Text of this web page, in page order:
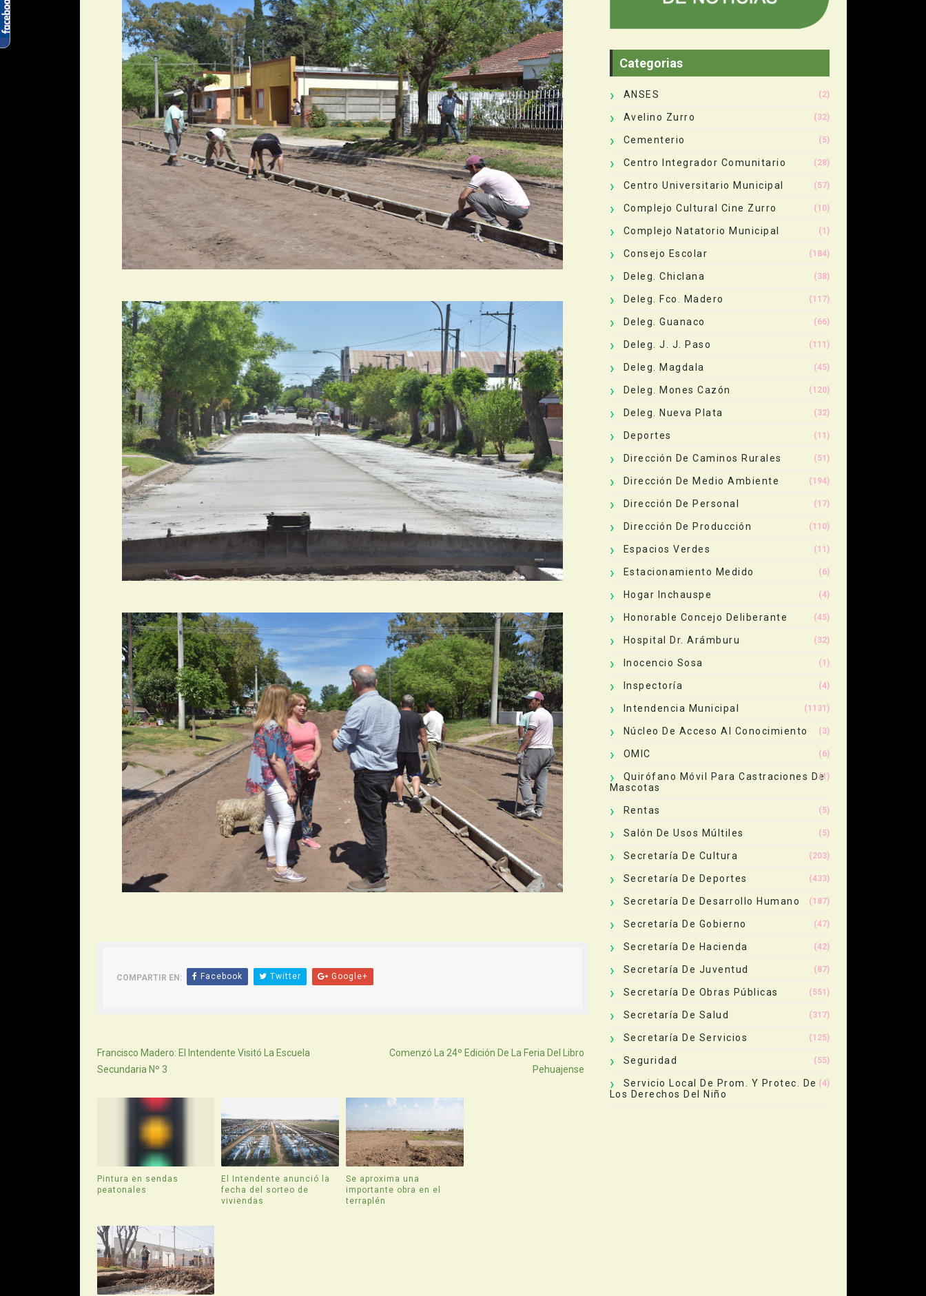
COMPARTIR EN: Facebook Twitter Google+
Francisco Madero: El Intendente Visitó La Escuela
Secundaria Nº 3
Comenzó La 24º Edición De La Feria Del Libro
Pehuajense
Pintura en sendas
peatonales
El Intendente anunció la
fecha del sorteo de
viviendas
Se aproxima una
importante obra en el
terraplén
Categorias
ANSES (2)
Avelino Zurro (32)
Cementerio (5)
Centro Integrador Comunitario (28)
Centro Universitario Municipal (57)
Complejo Cultural Cine Zurro (10)
Complejo Natatorio Municipal (1)
Consejo Escolar (184)
Deleg. Chiclana (38)
Deleg. Fco. Madero (117)
Deleg. Guanaco (66)
Deleg. J. J. Paso (111)
Deleg. Magdala (45)
Deleg. Mones Cazón (120)
Deleg. Nueva Plata (32)
Deportes (11)
Dirección De Caminos Rurales (51)
Dirección De Medio Ambiente (194)
Dirección De Personal (17)
Dirección De Producción (110)
Espacios Verdes (11)
Estacionamiento Medido (6)
Hogar Inchauspe (4)
Honorable Concejo Deliberante (45)
Hospital Dr. Arámburu (32)
Inocencio Sosa (1)
Inspectoría (4)
Intendencia Municipal (1131)
Núcleo De Acceso Al Conocimiento (3)
OMIC (6)
Quirófano Móvil Para Castraciones De
Mascotas
(1)
Rentas (5)
Salón De Usos Múltiles (5)
Secretaría De Cultura (203)
Secretaría De Deportes (433)
Secretaría De Desarrollo Humano (187)
Secretaría De Gobierno (47)
Secretaría De Hacienda (42)
Secretaría De Juventud (87)
Secretaría De Obras Públicas (551)
Secretaría De Salud (317)
Secretaría De Servicios (125)
Seguridad (55)
Servicio Local De Prom. Y Protec. De
Los Derechos Del Niño
(4)